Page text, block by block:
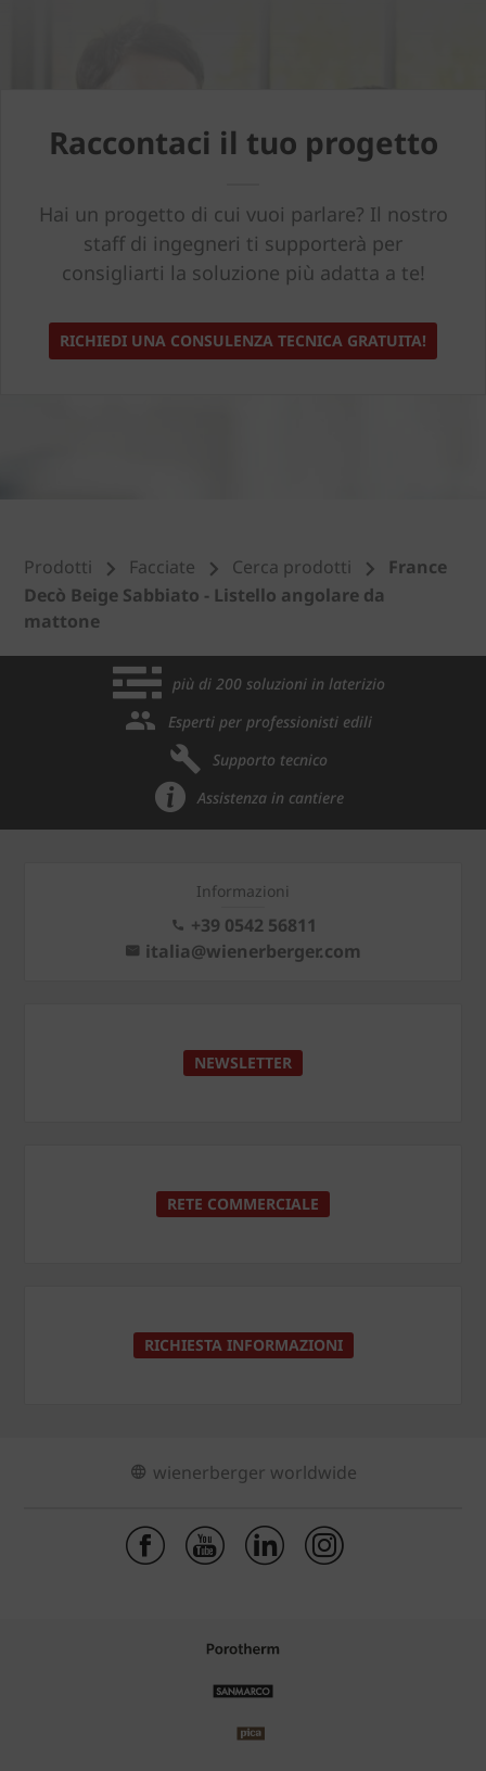
Raccontaci il tuo progetto
Hai un progetto di cui vuoi parlare? Il nostro
staff di ingegneri ti supporterà per
consigliarti la soluzione più adatta a te!
RICHIEDI UNA CONSULENZA TECNICA GRATUITA!
Prodotti Facciate Cerca prodotti
France
Decò Beige Sabbiato - Listello angolare da
mattone
più di 200 soluzioni in laterizio
Esperti per professionisti edili
Supporto tecnico
Assistenza in cantiere
Informazioni
+39 0542 56811
italia@wienerberger.com
NEWSLETTER
RETE COMMERCIALE
RICHIESTA INFORMAZIONI
wienerberger worldwide